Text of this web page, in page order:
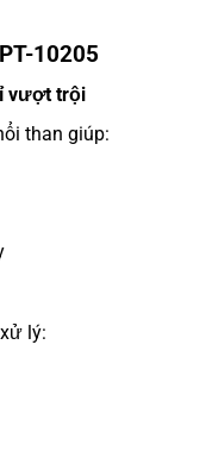
10205
vượt trội
than giúp:
lý: